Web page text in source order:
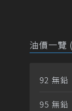
油價一覽
92 無鉛
95 無鉛